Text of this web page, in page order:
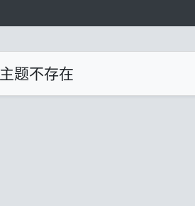
主题不存在